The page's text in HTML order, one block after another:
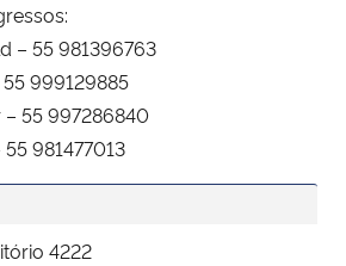
– 55 981396763
999129885
55 997286840
981477013
4222